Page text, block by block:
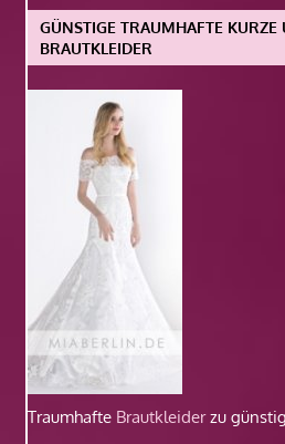
GÜNSTIGE TRAUMHAFTE KURZE
BRAUTKLEIDER
Traumhafte Brautkleiderzu